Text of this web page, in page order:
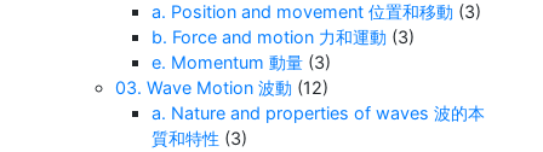
a. Position and movement 位置和移動 (3)
b. Force and motion 力和運動 (3)
e. Momentum 動量 (3)
03. Wave Motion 波動 (12)
a. Nature and properties of waves 波的本
質和特性 (3)